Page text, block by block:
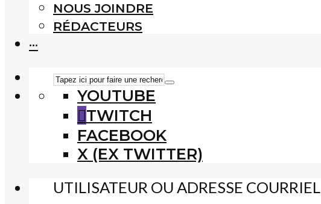
NOUS JOINDRE
RÉDACTEURS
···
YOUTUBE
TWITCH
FACEBOOK
X (EX TWITTER)
UTILISATEUR OU ADRESSE COURRIEL